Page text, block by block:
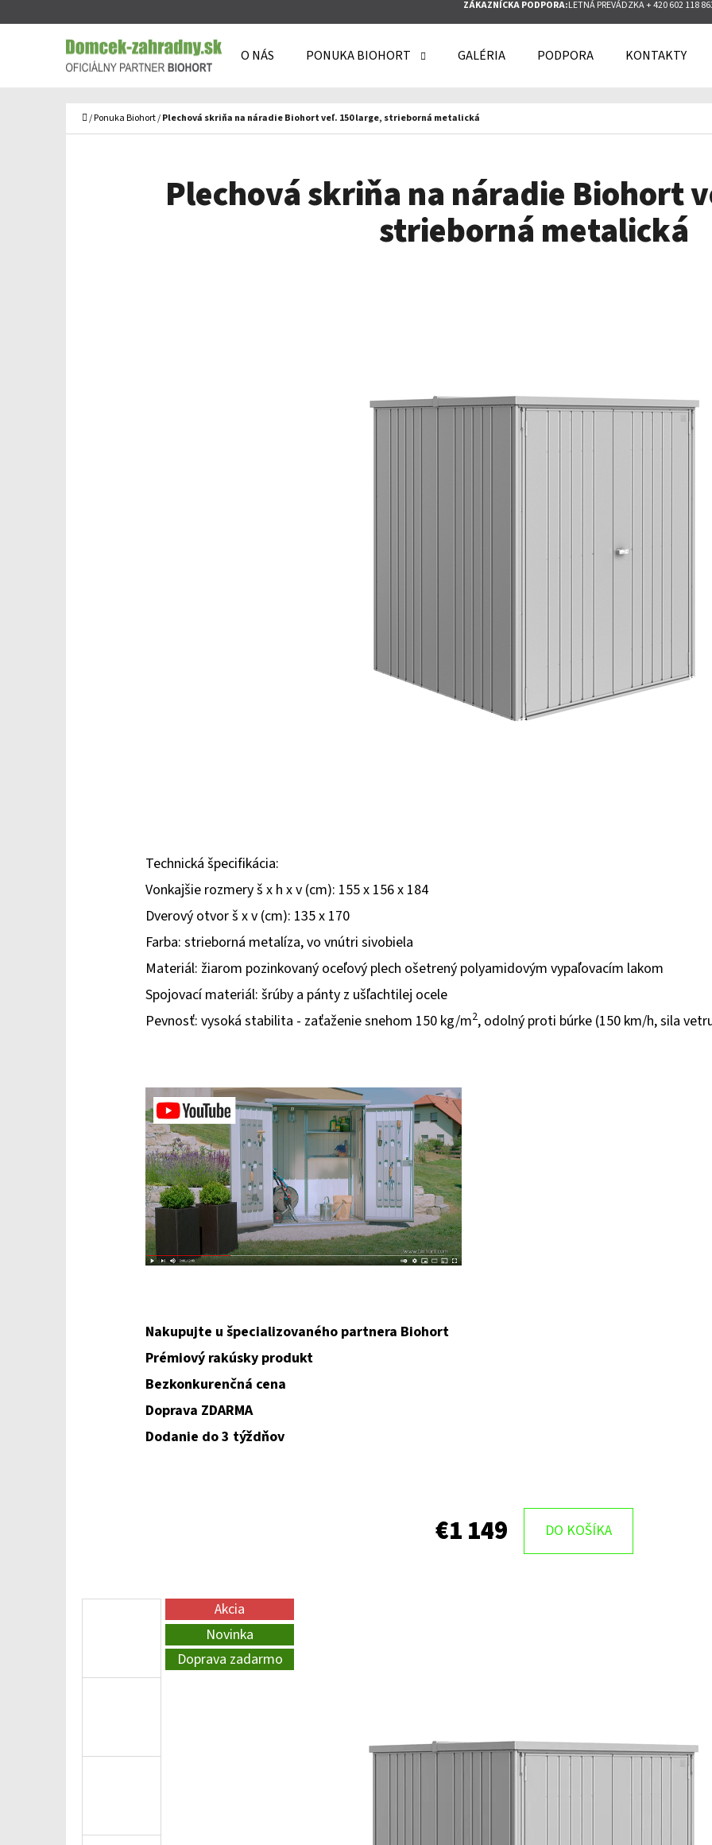
ZÁKAZNÍCKA PODPORA:LETNÁ PREVÁDZKA + 420 602 118
O NÁS PONUKA BIOHORT GALÉRIA PODPORA KONTAKTY
Domov
/Ponuka Biohort/Plechová skriňa na náradie Biohort veľ. 150 large, strieborná metalická
Plechová skriňa na náradie Biohort
strieborná metalická
Technická špecifikácia:
Vonkajšie rozmery š x h x v (cm): 155 x 156 x 184
Dverový otvor š x v (cm): 135 x 170
Farba: strieborná metalíza, vo vnútri sivobiela
Materiál: žiarom pozinkovaný oceľový plech ošetrený polyamidovým vypaľovacím lakom
Spojovací materiál: šrúby a pánty z ušľachtilej ocele
Pevnosť: vysoká stabilita - zaťaženie snehom 150 kg/m2, odolný proti búrke (150 km/h, sila
Nakupujte u špecializovaného partnera Biohort
Prémiový rakúsky produkt
Bezkonkurenčná cena
Doprava ZDARMA
Dodanie do 3 týždňov
€1 149 DO KOŠÍKA
Akcia
Novinka
Doprava zadarmo
Späť
do
Späť
do
ODPORÚČAME